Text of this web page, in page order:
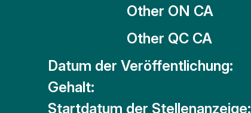
Other ON CA
Other QC CA
Datum der Veröffentlichung:
Gehalt:
Startdatum der Stellenanzeige: